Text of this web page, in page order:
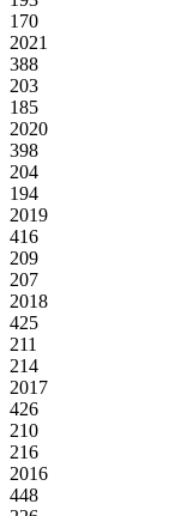
170
2021
388
203
185
2020
398
204
194
2019
416
209
207
2018
425
211
214
2017
426
210
216
2016
448